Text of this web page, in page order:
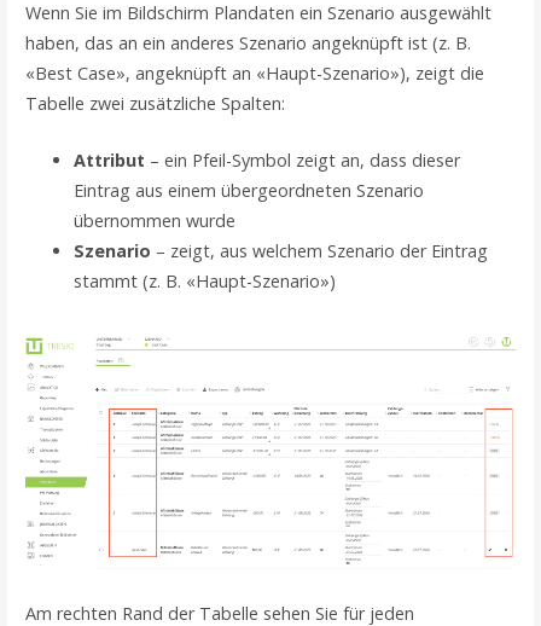
Wenn Sie im Bildschirm Plandaten ein Szenario ausgewählt
haben, das an ein anderes Szenario angeknüpft ist (z. B.
«Best Case», angeknüpft an «Haupt-Szenario»), zeigt die
Tabelle zwei zusätzliche Spalten:
Attribut – ein Pfeil-Symbol zeigt an, dass dieser
Eintrag aus einem übergeordneten Szenario
übernommen wurde
Szenario – zeigt, aus welchem Szenario der Eintrag
stammt (z. B. «Haupt-Szenario»)
Am rechten Rand der Tabelle sehen Sie für jeden